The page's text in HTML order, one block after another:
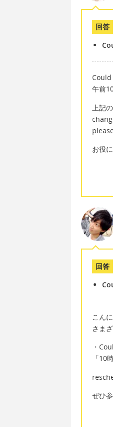
回答
午前
上記
お役
回答
こんに
さま
・
「10
ぜひ